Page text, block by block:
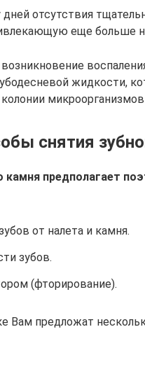
отсутствия
еще больше
жидкости,
снятия
камня предполагает
от налета и камня.
зубов.
(фторирование).
Вам предложат